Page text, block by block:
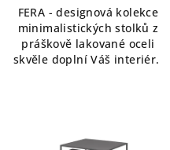
FERA - designová kolekce
minimalistických stolků z
práškově lakované oceli
skvěle doplní Váš interiér.